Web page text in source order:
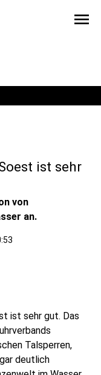
menu
ist sehr
von
an.
ist sehr gut. Das
Talsperren,
deutlich